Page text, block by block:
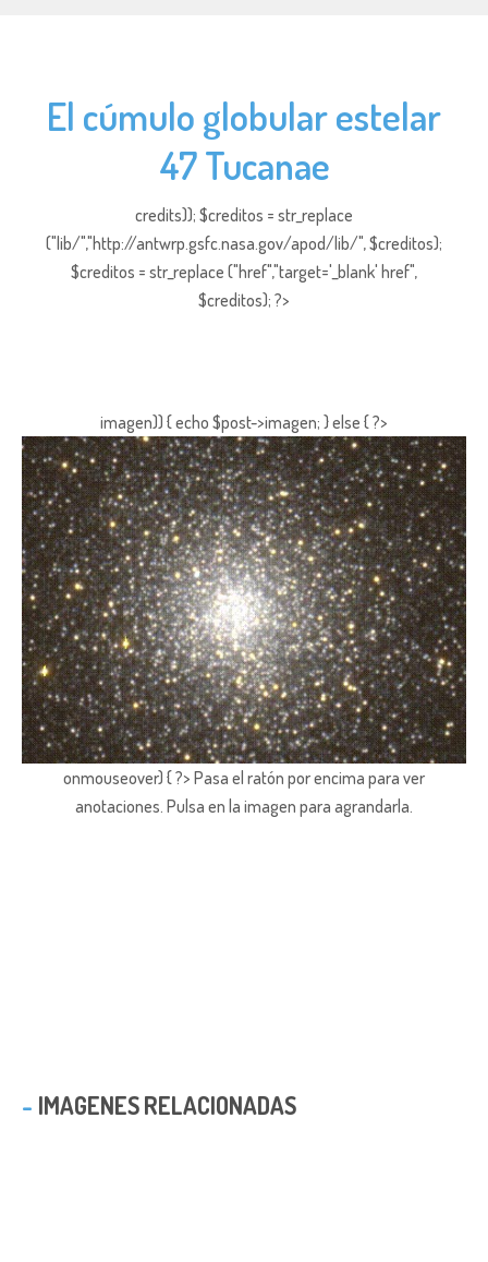
El cúmulo globular estelar
47 Tucanae
credits)); $creditos = str_replace
("lib/","http://antwrp.gsfc.nasa.gov/apod/lib/", $creditos);
$creditos = str_replace ("href","target='_blank' href",
$creditos); ?>
imagen)) { echo $post->imagen; } else { ?>
onmouseover) { ?> Pasa el ratón por encima para ver
anotaciones. Pulsa en la imagen para agrandarla.
IMAGENES RELACIONADAS